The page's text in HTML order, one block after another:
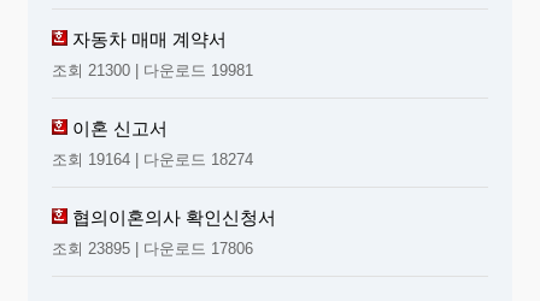
자동차 매매 계약서
조회 21300 | 다운로드 19981
이혼 신고서
조회 19164 | 다운로드 18274
협의이혼의사 확인신청서
조회 23895 | 다운로드 17806